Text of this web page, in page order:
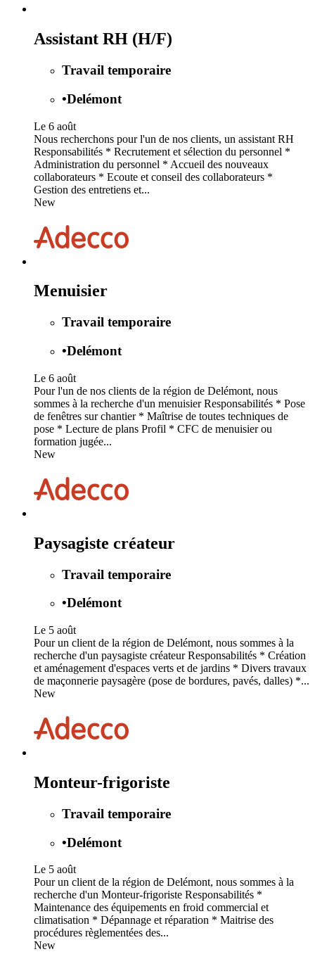
Assistant RH (H/F)
Travail temporaire
•Delémont
Le 6 août
Nous recherchons pour l'un de nos clients, un assistant RH
Responsabilités * Recrutement et sélection du personnel *
Administration du personnel * Accueil des nouveaux
collaborateurs * Ecoute et conseil des collaborateurs *
Gestion des entretiens et...
New
Menuisier
Travail temporaire
•Delémont
Le 6 août
Pour l'un de nos clients de la région de Delémont, nous
sommes à la recherche d'un menuisier Responsabilités * Pose
de fenêtres sur chantier * Maîtrise de toutes techniques de
pose * Lecture de plans Profil * CFC de menuisier ou
formation jugée...
New
Paysagiste créateur
Travail temporaire
•Delémont
Le 5 août
Pour un client de la région de Delémont, nous sommes à la
recherche d'un paysagiste créateur Responsabilités * Création
et aménagement d'espaces verts et de jardins * Divers travaux
de maçonnerie paysagère (pose de bordures, pavés, dalles) *...
New
Monteur-frigoriste
Travail temporaire
•Delémont
Le 5 août
Pour un client de la région de Delémont, nous sommes à la
recherche d'un Monteur-frigoriste Responsabilités *
Maintenance des équipements en froid commercial et
climatisation * Dépannage et réparation * Maitrise des
procédures règlementées des...
New